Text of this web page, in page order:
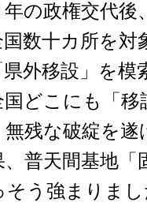
の政権交代後
数十カ所を対
外移設」を模
どこにも「移
残な破綻を遂
普天間基地「
う強まりまし